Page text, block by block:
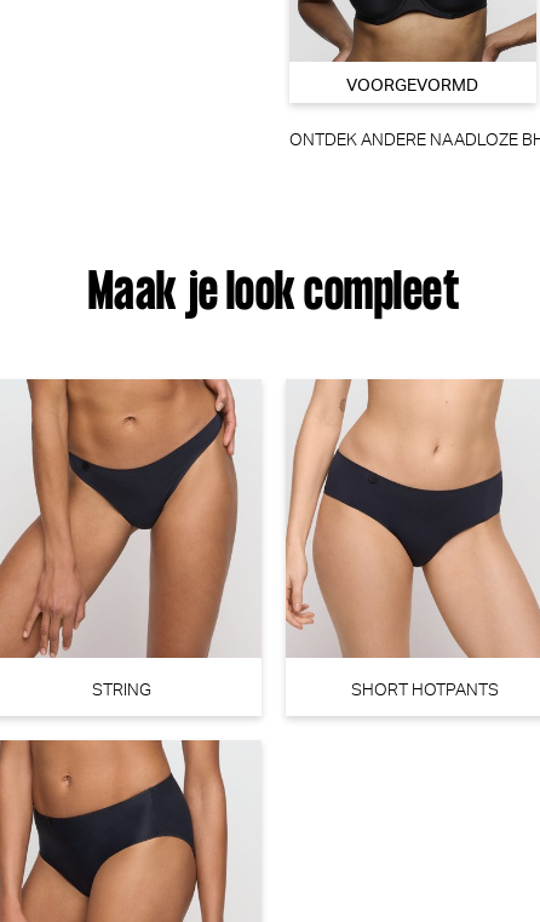
Marie Jo
€ 34,90
PrimaDonna Montara Beugel BH (Crystal Pink)
PrimaDonna
€ 74,90
Marie Jo Avero
Marie Jo
30% korting
€99,90
VOORGEVORMD
ONTDEK ANDERE NAADLOZE
Maak je look compleet
STRING SHORT HOTPANTS